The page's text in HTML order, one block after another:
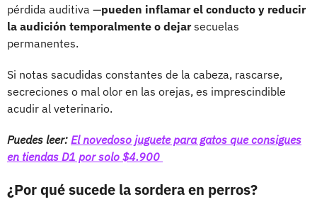
pérdida auditiva —pueden inflamar el conducto y reducir
la audición temporalmente o dejarsecuelas
permanentes.
Si notas sacudidas constantes de la cabeza, rascarse,
secreciones o mal olor en las orejas, es imprescindible
acudir al veterinario.
Puedes leer: El novedoso juguete para gatos que consigues
en tiendas D1 por solo $4.900
¿Por qué sucede la sordera en perros?